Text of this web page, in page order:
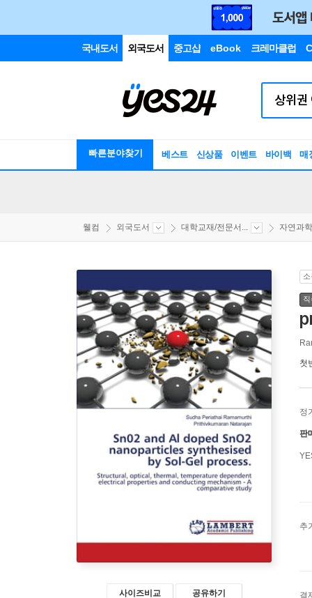
국내도서 외국도서 중고샵 eBook 크레마클럽
빠른분야찾기 베스트 신상품 이벤트 바이백 매
웰컴 외국도서 대학교재/전문서... 자연과학
사이즈비교 공유하기
첫
정
판
추
결